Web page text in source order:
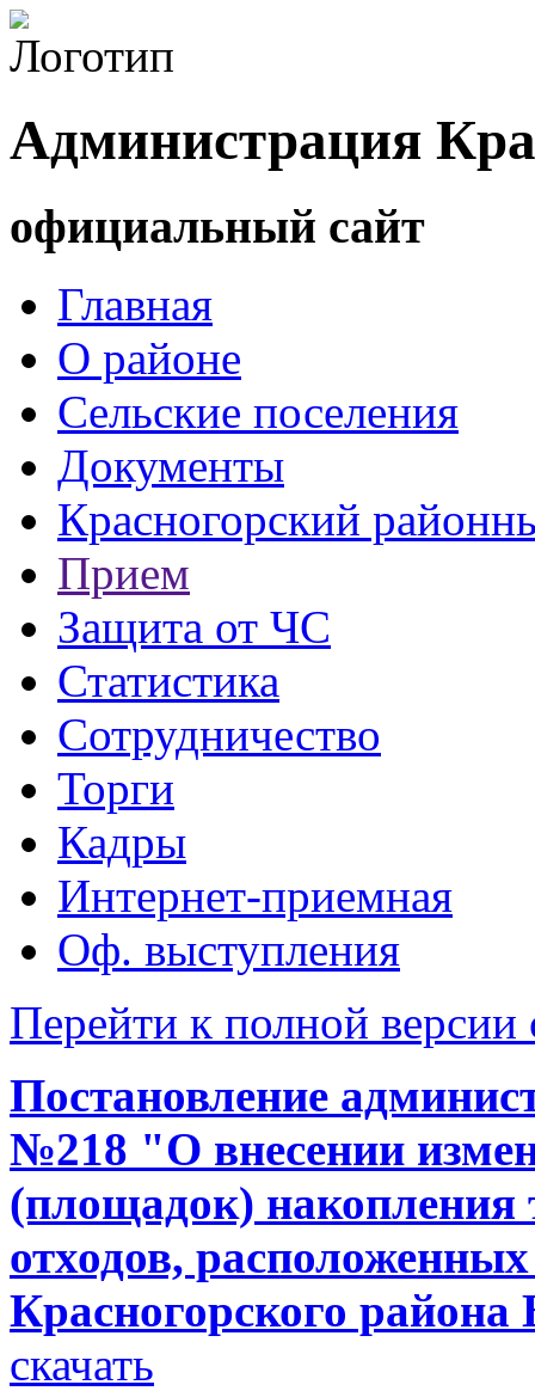
Администрация
официальный сайт
Главная
О районе
Сельские поселения
Документы
Красногорский
Прием
Защита от ЧС
Статистика
Сотрудничество
Торги
Кадры
Интернет-приемная
Оф. выступления
Перейти к полной версии
Постановление
№218 "О внесении
(площадок)
отходов,
Красногорского
скачать